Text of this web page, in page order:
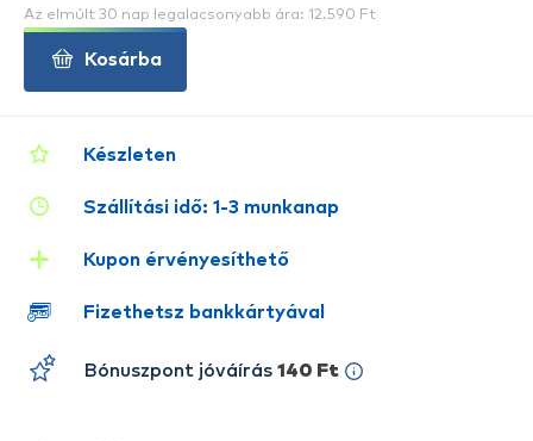
Készleten
Szállítási idő: 1-3 munkanap
Kupon érvényesíthető
Fizethetsz bankkártyával
Bónuszpont jóváírás 140 Ft
Az elmúlt 30 nap legalacsonyabb ára: 12.590 Ft
Kosárba